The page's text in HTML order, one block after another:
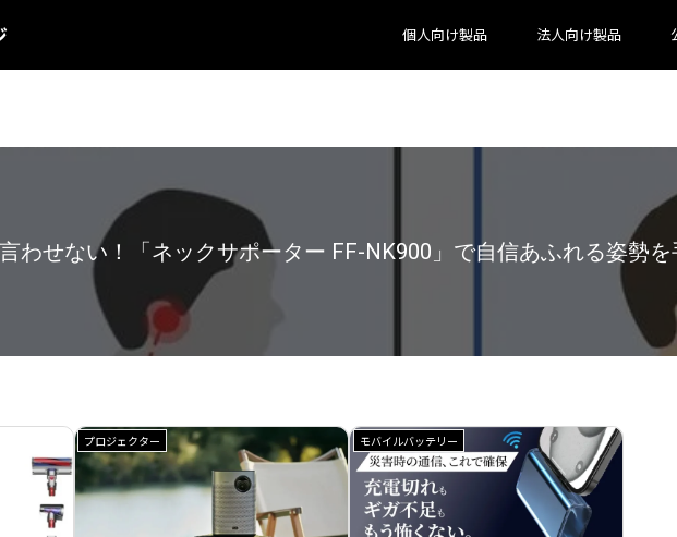
個人向け製品 法人向け製品
ン公式オンラインショップが劇的リニューアル！快適すぎる体験
プロジェクター モバイルバッテリー